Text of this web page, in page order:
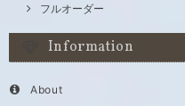
フルオーダー
Information
About